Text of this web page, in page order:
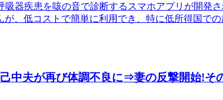
器疾患を咳の音で診断するスマホアプリが開発
、低コストで簡単に利用でき、特に低所得国で
中夫が再び体調不良に⇒妻の反撃開始!そ